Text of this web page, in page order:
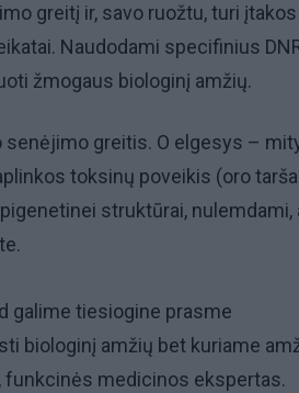
greitį ir, savo ruožtu, turi įtakos
Naudodami specifinius
žmogaus biologinį amžių.
greitis. O elgesys –
toksinų poveikis (oro
struktūrai, nulemdami,
galime tiesiogine prasme
biologinį amžių bet kuriame
funkcinės medicinos ekspertas.